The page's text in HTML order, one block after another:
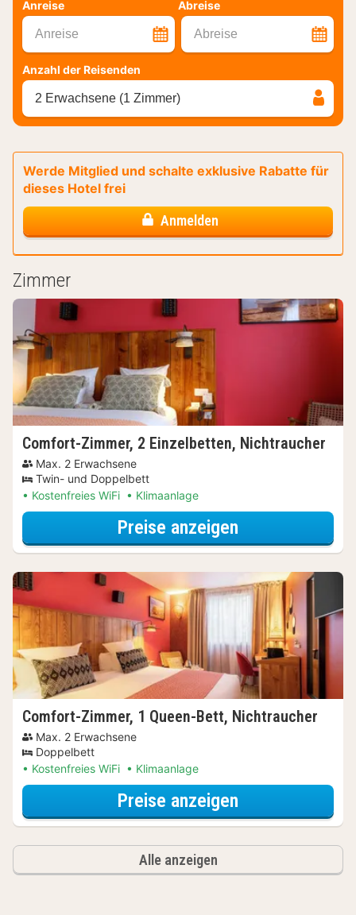
Anreise Abreise
Anreise Abreise
Anzahl der Reisenden
2 Erwachsene (1 Zimmer)
Werde Mitglied und schalte exklusive Rabatte für
dieses Hotel frei
Anmelden
Zimmer
Comfort-Zimmer, 2 Einzelbetten, Nichtraucher
Max. 2 Erwachsene
Twin- und Doppelbett
Kostenfreies WiFi
Klimaanlage
Preise anzeigen
Comfort-Zimmer, 1 Queen-Bett, Nichtraucher
Max. 2 Erwachsene
Doppelbett
Kostenfreies WiFi
Klimaanlage
Preise anzeigen
Alle anzeigen